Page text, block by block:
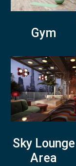
Gym
Sky Lounge
Area